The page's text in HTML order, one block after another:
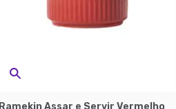
Ramekin Assar e Servir Vermelho